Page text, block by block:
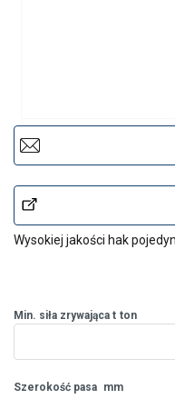
Wysokiej jakości hak
Min. siła zrywająca t ton
Szerokość pasa mm